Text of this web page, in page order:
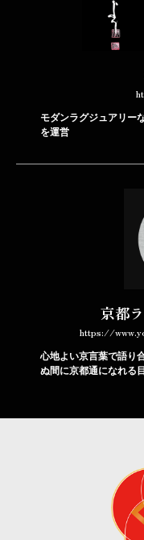
モダンラグジュアリー
を運営
京都
https://
心地よい京言葉で語り
ぬ間に京都通になれる